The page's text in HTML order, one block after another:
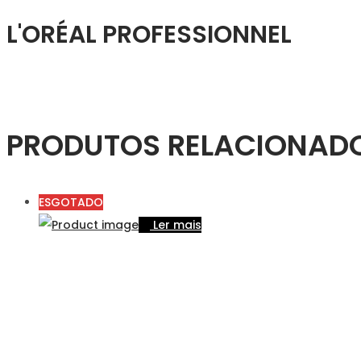
L'ORÉAL PROFESSIONNEL
PRODUTOS
ESGOTADO
Ler mais